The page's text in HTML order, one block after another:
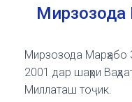
Мирзозода
Мирзозода Марҳабо
2001 дар шаҳри
Миллаташ тоҷик.